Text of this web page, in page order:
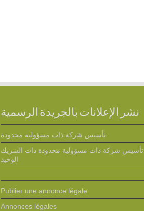
نشر الإعلانات بالجريدة الرسمية
تأسيس شركة ذات مسؤولية محدودة
تأسيس شركة ذات مسؤولية محدودة ذات الشريك
الوحيد
Publier une annonce légale
Annonces légales